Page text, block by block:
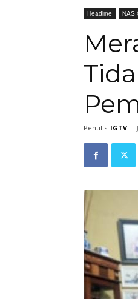
Headline
Penulis IGTV -